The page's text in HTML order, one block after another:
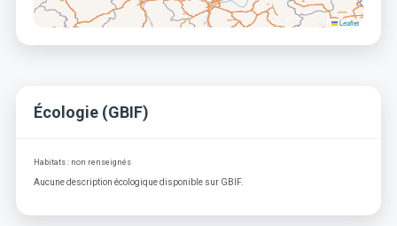
Leaflet
Écologie (GBIF)
Habitats : non renseignés
Aucune description écologique disponible sur GBIF.